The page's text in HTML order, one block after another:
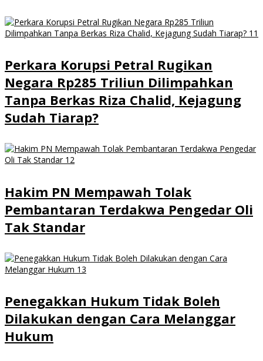
Perkara Korupsi Petral Rugikan
Negara Rp285 Triliun Dilimpahkan
Tanpa Berkas Riza Chalid, Kejagung
Sudah Tiarap?
Hakim PN Mempawah Tolak
Pembantaran Terdakwa Pengedar Oli
Tak Standar
Penegakkan Hukum Tidak Boleh
Dilakukan dengan Cara Melanggar
Hukum